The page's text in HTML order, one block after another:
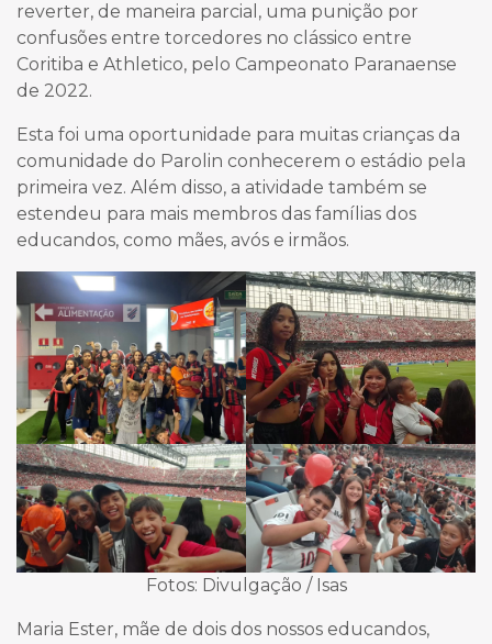
reverter, de maneira parcial, uma punição por
confusões entre torcedores no clássico entre
Coritiba e Athletico, pelo Campeonato Paranaense
de 2022.
Esta foi uma oportunidade para muitas crianças da
comunidade do Parolin conhecerem o estádio pela
primeira vez. Além disso, a atividade também se
estendeu para mais membros das famílias dos
educandos, como mães, avós e irmãos.
Fotos: Divulgação / Isas
Maria Ester, mãe de dois dos nossos educandos,